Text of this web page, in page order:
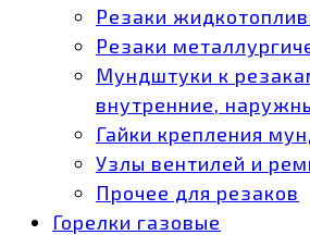
Резаки
Резаки
Мундштуки к
внутренние,
Гайки крепления
Узлы вентилей и
Прочее для резаков
Горелки газовые